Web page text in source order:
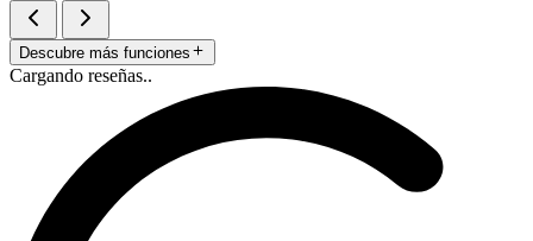
Descubre más funciones
Cargando reseñas..